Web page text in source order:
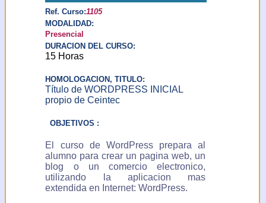
Ref. Curso:1105
MODALIDAD:
Presencial
DURACION DEL CURSO:
15 Horas
HOMOLOGACION, TITULO:
Título de WORDPRESS INICIAL
propio de Ceintec
OBJETIVOS :
El curso de WordPress prepara al
alumno para crear un pagina web, un
blog o un comercio electronico,
utilizando la aplicacion mas
extendida en Internet: WordPress.
solicitar la rectificación o
en su caso, cancelación
de los mismos. Puede
ejercer este derecho
comunicandolo por email
a:
o por escrito a: Centro
para la Introducción de
Nuevas Tecnologías C/
Isalo) - 48011 Bilbao-
ESPAÑA